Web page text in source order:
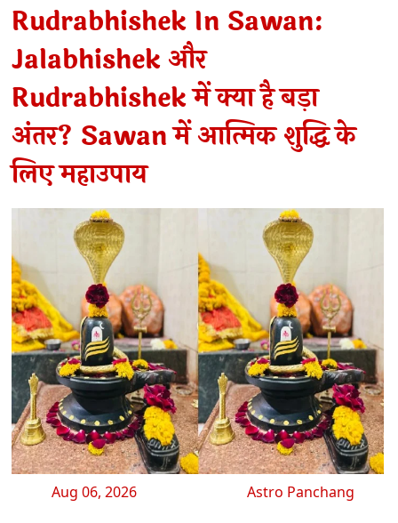
Rudrabhishek In Sawan:
Jalabhishek और
Rudrabhishek में क्या है बड़ा
अंतर? Sawan में आत्मिक शुद्धि के
लिए महाउपाय
Aug 06, 2026 Astro Panchang